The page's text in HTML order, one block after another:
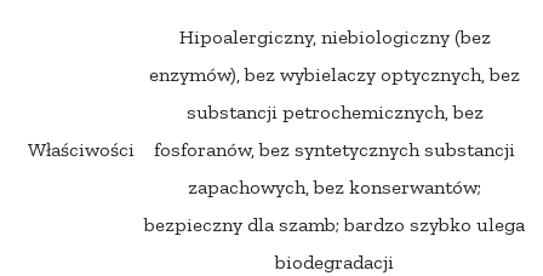
Właściwości
Hipoalergiczny, niebiologiczny (bez
enzymów), bez wybielaczy optycznych, bez
substancji petrochemicznych, bez
fosforanów, bez syntetycznych substancji
zapachowych, bez konserwantów;
bezpieczny dla szamb; bardzo szybko ulega
biodegradacji